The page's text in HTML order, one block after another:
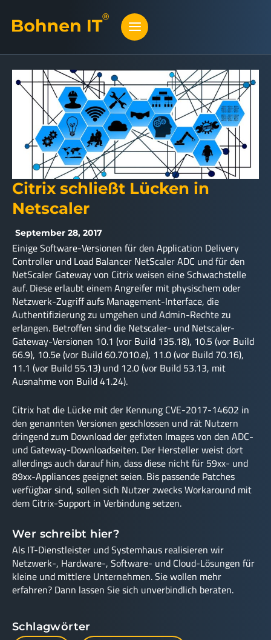
Citrix schließt Lücken in
Netscaler
September 28, 2017
Einige Software-Versionen für den Application Delivery
Controller und Load Balancer NetScaler ADC und für den
NetScaler Gateway von Citrix weisen eine Schwachstelle
auf. Diese erlaubt einem Angreifer mit physischem oder
Netzwerk-Zugriff aufs Management-Interface, die
Authentifizierung zu umgehen und Admin-Rechte zu
erlangen. Betroffen sind die Netscaler- und Netscaler-
Gateway-Versionen 10.1 (vor Build 135.18), 10.5 (vor Build
66.9), 10.5e (vor Build 60.7010.e), 11.0 (vor Build 70.16),
11.1 (vor Build 55.13) und 12.0 (vor Build 53.13, mit
Ausnahme von Build 41.24).
Citrix hat die Lücke mit der Kennung CVE-2017-14602 in
den genannten Versionen geschlossen und rät Nutzern
dringend zum Download der gefixten Images von den ADC-
und Gateway-Downloadseiten. Der Hersteller weist dort
allerdings auch darauf hin, dass diese nicht für 59xx- und
89xx-Appliances geeignet seien. Bis passende Patches
verfügbar sind, sollen sich Nutzer zwecks Workaround mit
dem Citrix-Support in Verbindung setzen.
Wer schreibt hier?
Als IT-Dienstleister und Systemhaus realisieren wir
Netzwerk-, Hardware-, Software- und Cloud-Lösungen für
kleine und mittlere Unternehmen. Sie wollen mehr
erfahren? Dann lassen Sie sich unverbindlich beraten.
Schlagwörter